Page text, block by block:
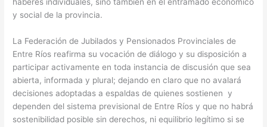
y social de la provincia.
La Federación de Jubilados y Pensionados Provinciales de
Entre Ríos reafirma su vocación de diálogo y su disposición a
participar activamente en toda instancia de discusión que sea
abierta, informada y plural; dejando en claro que no avalará
decisiones adoptadas a espaldas de quienes sostienen y
dependen del sistema previsional de Entre Ríos y que no habrá
sostenibilidad posible sin derechos, ni equilibrio legítimo si se